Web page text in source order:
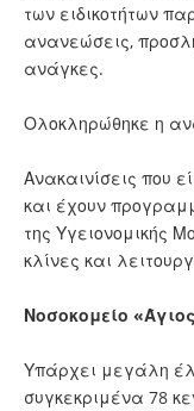
των ειδικοτήτων
ανανεώσεις,
ανάγκες.
Ολοκληρώθηκε η
Ανακαινίσεις που
και έχουν
της Υγειονομικής
κλίνες και
Νοσοκομείο
Υπάρχει μεγάλη
συγκεκριμένα 78